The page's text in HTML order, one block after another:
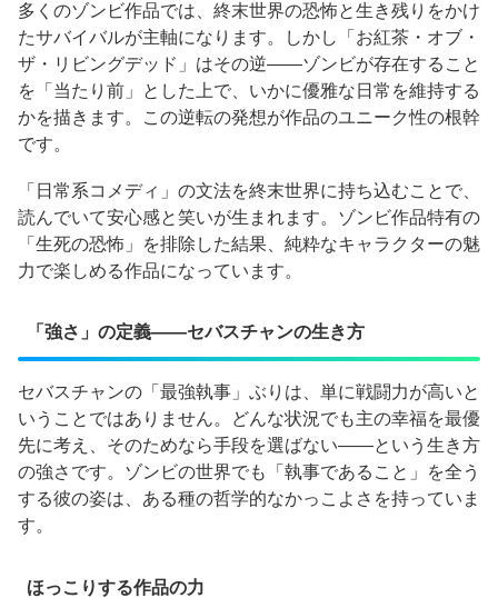
多くのゾンビ作品では、終末世界の恐怖と生き残りをかけ
たサバイバルが主軸になります。しかし「お紅茶・オブ・
ザ・リビングデッド」はその逆——ゾンビが存在すること
を「当たり前」とした上で、いかに優雅な日常を維持する
かを描きます。この逆転の発想が作品のユニーク性の根幹
です。
「日常系コメディ」の文法を終末世界に持ち込むことで、
読んでいて安心感と笑いが生まれます。ゾンビ作品特有の
「生死の恐怖」を排除した結果、純粋なキャラクターの魅
力で楽しめる作品になっています。
「強さ」の定義——セバスチャンの生き方
セバスチャンの「最強執事」ぶりは、単に戦闘力が高いと
いうことではありません。どんな状況でも主の幸福を最優
先に考え、そのためなら手段を選ばない——という生き方
の強さです。ゾンビの世界でも「執事であること」を全う
する彼の姿は、ある種の哲学的なかっこよさを持っていま
す。
ほっこりする作品の力